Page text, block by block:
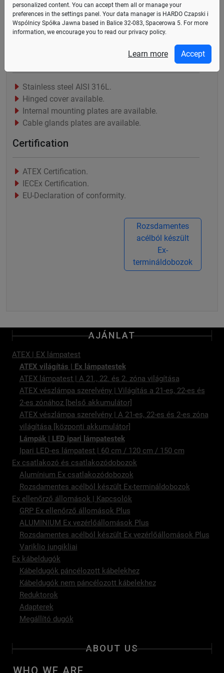
többféle méretben kaphatók, lehetővé téve a
csatlakozó csatlakozók széleskörű és rugalmas
elrendezését. Egyedi méretek is rendelkezésre állnak.
Stainless steel AISI 316L.
Hinged cover available.
Internal mounting plates are available.
Cable glands plates are available.
Certification
ATEX Certification.
IECEx Certification.
EU-Declaration of conformity.
Rozsdamentes
acélból készült
Ex-
termináldobozok
AJÁNLAT
ATEX | EX lámpatest
ATEX világítás | Ex lámpatestek
ATEX lámpatest | A 21., 22. és 2. zóna világítása
ATEX vészlámpa szerelvény | Világítás a 21-es, 22-es és
2-es zónához [belső akkumulátor]
ATEX vészlámpa szerelvény | A 21-es, 22-es és 2-es zóna
világítása [központi akkumulátor]
Lámpák | LED ipari lámpatestek
Ipari LED-es lámpatest | 60 cm / 120 cm / 150 cm
Ex csatlakozó és csatlakozódobozok
Alumínium Ex csatlakozódobozok
Rozsdamentes acélból készült Ex-termináldobozok
Ex ellenőrző állomások | Kapcsolók
GRP Ex ellenőrző állomások Plus
ALUMINIUM Ex vezérlőállomások Plus
Rozsdamentes acélból készült Ex vezérlőállomások Plus
Variklio jungikliai
Ex kábeldugók
Kábeldugók páncélozott kábelekhez
Kábeldugók nem páncélozott kábelekhez
Reduktorok
Adapterek
Megállító dugók
ABOUT US
WHO WE ARE
personalized content. You can accept them all or manage your
preferences in the settings panel . Your data manager is HARDO Czapski i
Wspólnicy Spółka Jawna based in Balice 32-083, Spacerowa 5. For more
information, we encourage you to read our privacy policy.
Learn more Accept